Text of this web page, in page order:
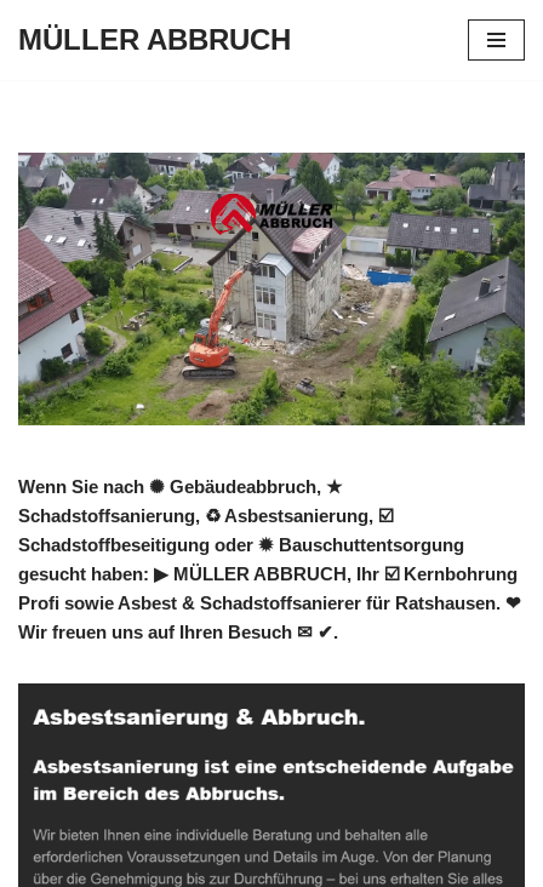
MÜLLER ABBRUCH
Wenn Sie nach ✺ Gebäudeabbruch, ★
Schadstoffsanierung, ♻ Asbestsanierung, ☑️
Schadstoffbeseitigung oder ✹ Bauschuttentsorgung
gesucht haben: ▶︎ MÜLLER ABBRUCH, Ihr ☑️ Kernbohrung
Profi sowie Asbest & Schadstoffsanierer für Ratshausen. ❤
Wir freuen uns auf Ihren Besuch ✉ ✔.